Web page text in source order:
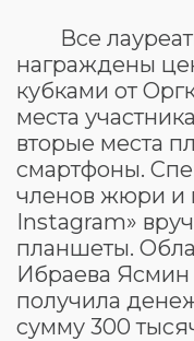
Все
награждены
кубками от
места
вторые места
смартфоны.
членов жюри и
Instagram»
планшеты.
Ибраева Ясмин
получила
сумму 300